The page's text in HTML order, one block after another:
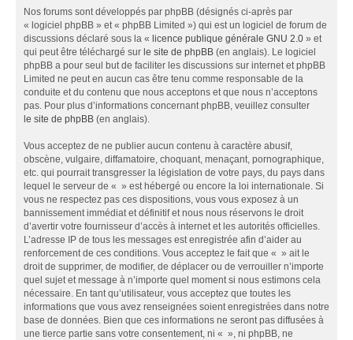
Nos forums sont développés par phpBB (désignés ci-après par
« logiciel phpBB » et « phpBB Limited ») qui est un logiciel de forum de
discussions déclaré sous la « licence publique générale GNU 2.0 » et
qui peut être téléchargé sur le site de phpBB (en anglais). Le logiciel
phpBB a pour seul but de faciliter les discussions sur internet et phpBB
Limited ne peut en aucun cas être tenu comme responsable de la
conduite et du contenu que nous acceptons et que nous n’acceptons
pas. Pour plus d’informations concernant phpBB, veuillez consulter
le site de phpBB (en anglais).
Vous acceptez de ne publier aucun contenu à caractère abusif,
obscène, vulgaire, diffamatoire, choquant, menaçant, pornographique,
etc. qui pourrait transgresser la législation de votre pays, du pays dans
lequel le serveur de « » est hébergé ou encore la loi internationale. Si
vous ne respectez pas ces dispositions, vous vous exposez à un
bannissement immédiat et définitif et nous nous réservons le droit
d’avertir votre fournisseur d’accès à internet et les autorités officielles.
L’adresse IP de tous les messages est enregistrée afin d’aider au
renforcement de ces conditions. Vous acceptez le fait que « » ait le
droit de supprimer, de modifier, de déplacer ou de verrouiller n’importe
quel sujet et message à n’importe quel moment si nous estimons cela
nécessaire. En tant qu’utilisateur, vous acceptez que toutes les
informations que vous avez renseignées soient enregistrées dans notre
base de données. Bien que ces informations ne seront pas diffusées à
une tierce partie sans votre consentement, ni « », ni phpBB, ne